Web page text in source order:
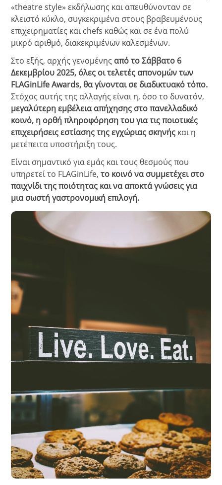
«theatre style» εκδήλωσης και απευθύνονταν σε
κλειστό κύκλο, συγκεκριμένα στους βραβευμένους
επιχειρηματίες και chefs καθώς και σε ένα πολύ
μικρό αριθμό, διακεκριμένων καλεσμένων.
Στο εξής, αρχής γενομένης από το Σάββατο 6
Δεκεμβρίου 2025, όλες οι τελετές απονομών των
FLAGinLife Awards, θα γίνονται σε διαδικτυακό τόπο.
Στόχος αυτής της αλλαγής είναι η, όσο το δυνατόν,
μεγαλύτερη εμβέλεια απήχησης στο πανελλαδικό
κοινό, η ορθή πληροφόρηση του για τις ποιοτικές
επιχειρήσεις εστίασης της εγχώριας σκηνής και η
μετέπειτα υποστήριξη τους.
Είναι σημαντικό για εμάς και τους θεσμούς που
υπηρετεί το FLAGinLife,το κοινό να συμμετέχει στο
παιχνίδι της ποιότητας και να αποκτά γνώσεις για
μια σωστή γαστρονομική επιλογή.